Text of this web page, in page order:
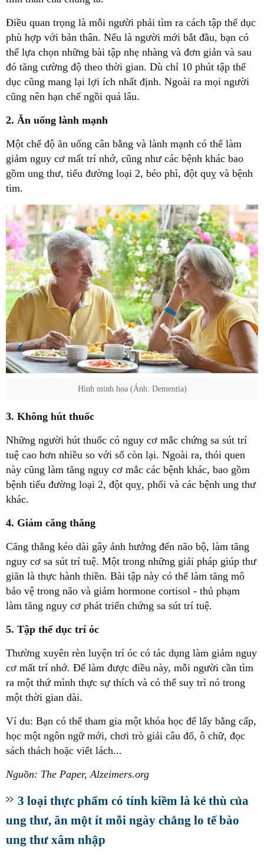
Điều quan trọng là mỗi người phải tìm ra cách tập thể dục
phù hợp với bản thân. Nếu là người mới bắt đầu, bạn có
thể lựa chọn những bài tập nhẹ nhàng và đơn giản và sau
đó tăng cường độ theo thời gian. Dù chỉ 10 phút tập thể
dục cũng mang lại lợi ích nhất định. Ngoài ra mọi người
cũng nên hạn chế ngồi quá lâu.
2. Ăn uống lành mạnh
Một chế độ ăn uống cân bằng và lành mạnh có thể làm
giảm nguy cơ mất trí nhớ, cũng như các bệnh khác bao
gồm ung thư, tiểu đường loại 2, béo phì, đột quỵ và bệnh
tim.
Hình minh họa (Ảnh: Dementia)
3. Không hút thuốc
Những người hút thuốc có nguy cơ mắc chứng sa sút trí
tuệ cao hơn nhiều so với số còn lại. Ngoài ra, thói quen
này cũng làm tăng nguy cơ mắc các bệnh khác, bao gồm
bệnh tiểu đường loại 2, đột quỵ, phổi và các bệnh ung thư
khác.
4. Giảm căng thẳng
Căng thẳng kéo dài gây ảnh hưởng đến não bộ, làm tăng
nguy cơ sa sút trí tuệ. Một trong những giải pháp giúp thư
giãn là thực hành thiền. Bài tập này có thể làm tăng mô
bảo vệ trong não và giảm hormone cortisol - thủ phạm
làm tăng nguy cơ phát triển chứng sa sút trí tuệ.
5. Tập thể dục trí óc
Thường xuyên rèn luyện trí óc có tác dụng làm giảm nguy
cơ mất trí nhớ. Để làm được điều này, mỗi người cần tìm
ra một thứ mình thực sự thích và có thể suy trì nó trong
một thời gian dài.
Ví du: Bạn có thể tham gia một khóa học để lấy bằng cấp,
học một ngôn ngữ mới, chơi trò giải câu đố, ô chữ, đọc
sách thách hoặc viết lách...
Nguồn: The Paper, Alzeimers.org
3 loại thực phẩm có tính kiềm là kẻ thù của
ung thư, ăn một ít mỗi ngày chẳng lo tế bào
ung thư xâm nhập